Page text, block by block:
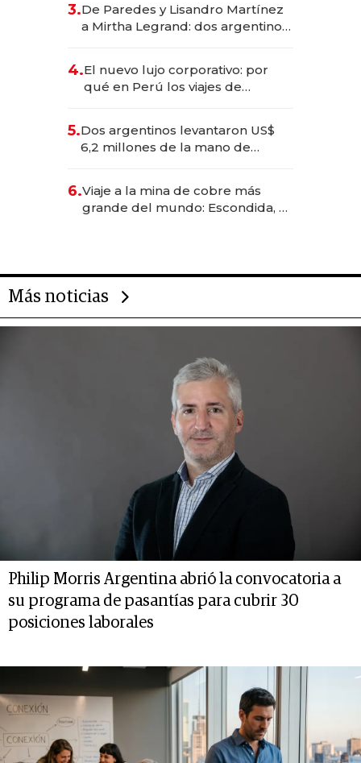
las marcas "fast premium"
3.De Paredes y Lisandro Martínez
a Mirtha Legrand: dos argentinos
4.El nuevo lujo corporativo: por
qué en Perú los viajes de
para convertirse en experiencias
transformadoras
5.Dos argentinos levantaron US$
6,2 millones de la mano de
6.Viaje a la mina de cobre más
grande del mundo: Escondida, el
Más noticias
Philip Morris Argentina abrió la convocatoria a
su programa de pasantías para cubrir 30
posiciones laborales